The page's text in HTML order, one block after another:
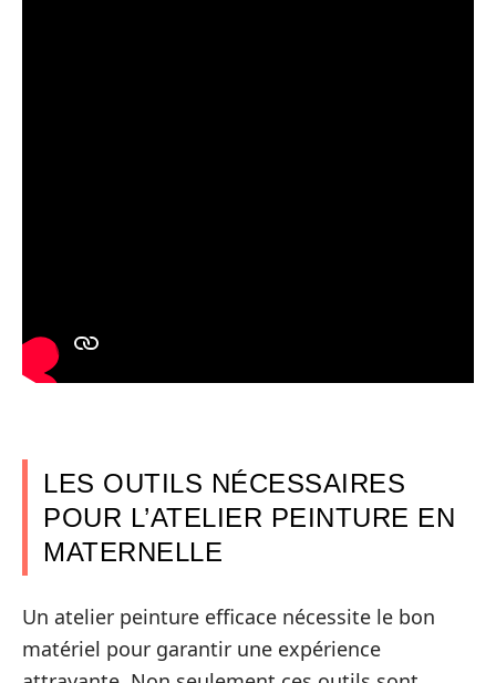
LES OUTILS NÉCESSAIRES
POUR L’ATELIER PEINTURE EN
MATERNELLE
Un atelier peinture efficace nécessite le bon
matériel pour garantir une expérience